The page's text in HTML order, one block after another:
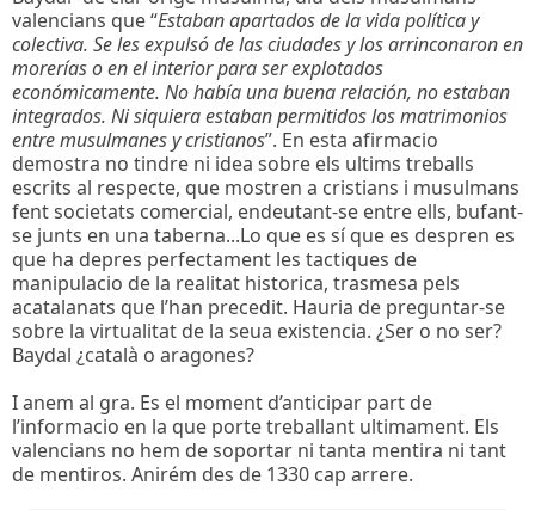
valencians que “Estaban apartados de la vida política y
colectiva. Se les expulsó de las ciudades y los arrinconaron en
morerías o en el interior para ser explotados
económicamente. No había una buena relación, no estaban
integrados. Ni siquiera estaban permitidos los matrimonios
entre musulmanes y cristianos”. En esta afirmacio
demostra no tindre ni idea sobre els ultims treballs
escrits al respecte, que mostren a cristians i musulmans
fent societats comercial, endeutant-se entre ells, bufant-
se junts en una taberna...Lo que es sí que es despren es
que ha depres perfectament les tactiques de
manipulacio de la realitat historica, trasmesa pels
acatalanats que l’han precedit. Hauria de preguntar-se
sobre la virtualitat de la seua existencia. ¿Ser o no ser?
Baydal ¿català o aragones?
I anem al gra. Es el moment d’anticipar part de
l’informacio en la que porte treballant ultimament. Els
valencians no hem de soportar ni tanta mentira ni tant
de mentiros. Anirém des de 1330 cap arrere.